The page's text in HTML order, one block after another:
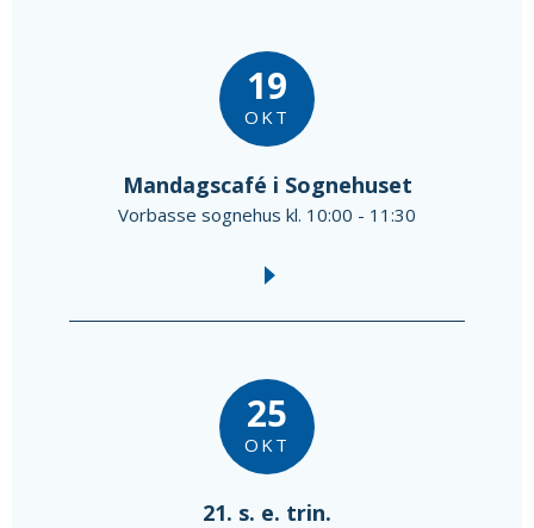
19
OKT
Mandagscafé i Sognehuset
Vorbasse sognehus kl. 10:00 - 11:30
25
OKT
21. s. e. trin.